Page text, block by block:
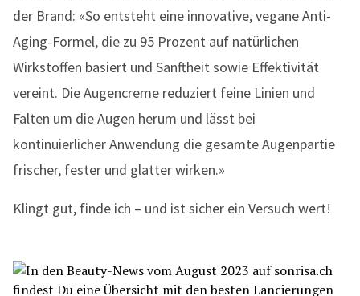
der Brand: «So entsteht eine innovative, vegane Anti-
Aging-Formel, die zu 95 Prozent auf natürlichen
Wirkstoffen basiert und Sanftheit sowie Effektivität
vereint. Die Augencreme reduziert feine Linien und
Falten um die Augen herum und lässt bei
kontinuierlicher Anwendung die gesamte Augenpartie
frischer, fester und glatter wirken.»
Klingt gut, finde ich – und ist sicher ein Versuch wert!